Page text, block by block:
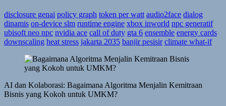
disclosure genai policy graph token per watt audio2face dialog
dinamis on-device slm runtime engine xbox inworld npc generatif
ubisoft neo npc nvidia ace call of duty gta 6 ensemble energy cards
downscaling heat stress jakarta 2035 banjir pesisir climate what-if
AI dan Kolaborasi: Bagaimana Algoritma Menjalin Kemitraan
Bisnis yang Kokoh untuk UMKM?